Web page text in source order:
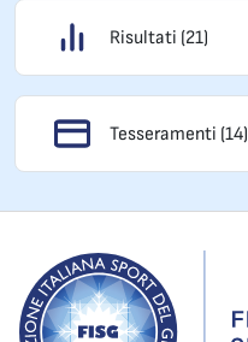
Risultati (21)
Tesseramenti (14)